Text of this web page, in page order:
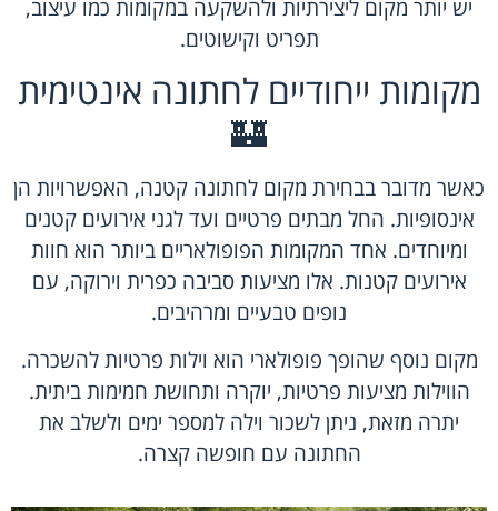
יש יותר מקום ליצירתיות ולהשקעה במקומות כמו עיצוב,
תפריט וקישוטים.
מקומות ייחודיים לחתונה אינטימית
🏰
כאשר מדובר בבחירת מקום לחתונה קטנה, האפשרויות הן
אינסופיות. החל מבתים פרטיים ועד לגני אירועים קטנים
ומיוחדים. אחד המקומות הפופולאריים ביותר הוא חוות
אירועים קטנות. אלו מציעות סביבה כפרית וירוקה, עם
נופים טבעיים ומרהיבים.
מקום נוסף שהופך פופולארי הוא וילות פרטיות להשכרה.
הווילות מציעות פרטיות, יוקרה ותחושת חמימות ביתית.
יתרה מזאת, ניתן לשכור וילה למספר ימים ולשלב את
החתונה עם חופשה קצרה.